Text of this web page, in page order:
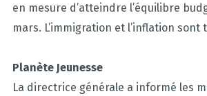
en mesure d’atteindre l’équilibre
mars. L’immigration et l’inflation sont
Planète Jeunesse
La directrice générale a informé les